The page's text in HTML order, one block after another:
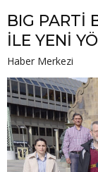
BIG PARTİ
İLE YENİ
Haber Merkezi